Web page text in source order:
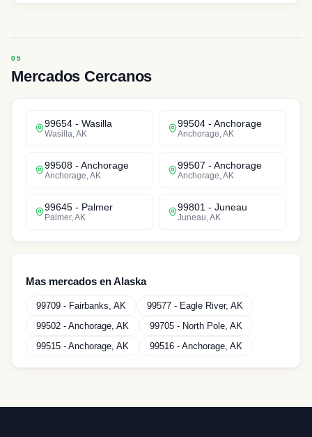
Mercados Cercanos
99654 - Wasilla
Wasilla AK
99504 - Anchorage
Anchorage AK
99508 - Anchorage
Anchorage AK
99507 - Anchorage
Anchorage AK
99645 - Palmer
Palmer, AK
99801 - Juneau
Juneau AK
Mas mercados enAlaska
99709 - Fairbanks AK 99577 - Eagle River, AK
99502 - Anchorage AK 99705 - North Pole AK
99515 - Anchorage AK 99516 - Anchorage AK